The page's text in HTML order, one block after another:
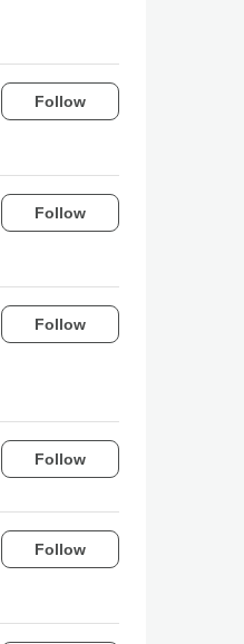
Follow
Follow
Follow
Follow
Follow